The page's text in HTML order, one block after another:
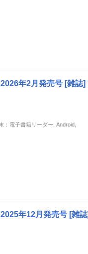
年2月発売号 [雑誌]
：電子書籍リーダー, Android,
年12月発売号 [雑